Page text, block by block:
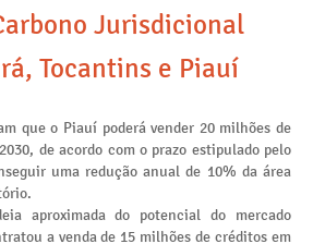
Jurisdicional
Tocantins e Piauí
que o Piauí poderá vender 20 milhões de
de acordo com o prazo estipulado pelo
uma redução anual de 10% da área
aproximada do potencial do mercado
a venda de 15 milhões de créditos em